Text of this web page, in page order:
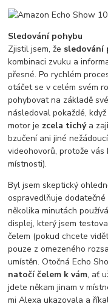
Sledování pohybu
Zjistil jsem, že sledování
kombinaci zvuku a
přesné. Po rychlém
otáčet se v celém svém
pohybovat na základě
následoval pokaždé,
motor je zcela tichý a
bzučení ani jiné
videohovorů, protože
místnosti).
Byl jsem skeptický
ospravedlňuje
několika minutách
displej, který jsem
čelem (pokud chcete
pouze z omezeného
umístěn. Otočná Echo
natočí čelem k vám, ať
jdete někam jinam v
mi Alexa ukazovala a